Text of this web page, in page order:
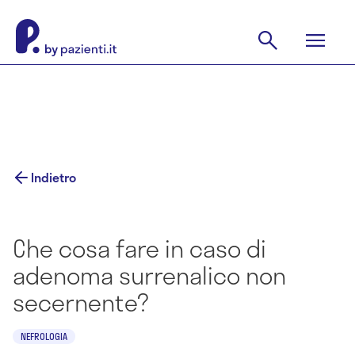
Indietro
Che cosa fare in caso di
adenoma surrenalico non
secernente?
NEFROLOGIA